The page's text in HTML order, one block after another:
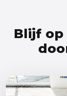
Blijf op